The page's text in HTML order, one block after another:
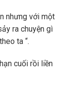
nhưng với một
ra chuyện gì
ta “.
cuối rồi liền